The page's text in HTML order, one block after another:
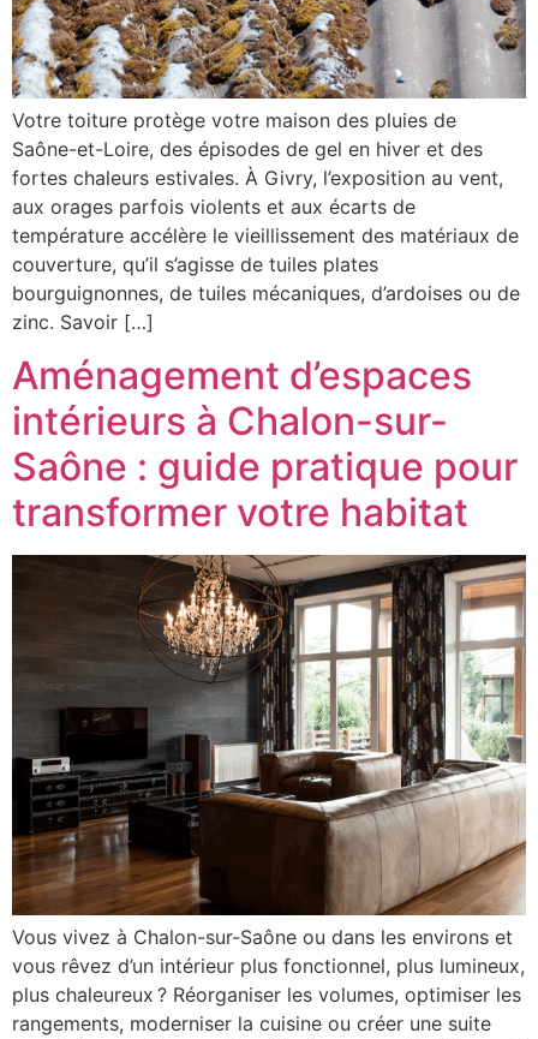
Votre toiture protège votre maison des pluies de
Saône-et-Loire, des épisodes de gel en hiver et des
fortes chaleurs estivales. À Givry, l’exposition au vent,
aux orages parfois violents et aux écarts de
température accélère le vieillissement des matériaux de
couverture, qu’il s’agisse de tuiles plates
bourguignonnes, de tuiles mécaniques, d’ardoises ou de
zinc. Savoir […]
Aménagement d’espaces
intérieurs à Chalon-sur-
Saône : guide pratique pour
transformer votre habitat
Vous vivez à Chalon-sur-Saône ou dans les environs et
vous rêvez d’un intérieur plus fonctionnel, plus lumineux,
plus chaleureux ? Réorganiser les volumes, optimiser les
rangements, moderniser la cuisine ou créer une suite